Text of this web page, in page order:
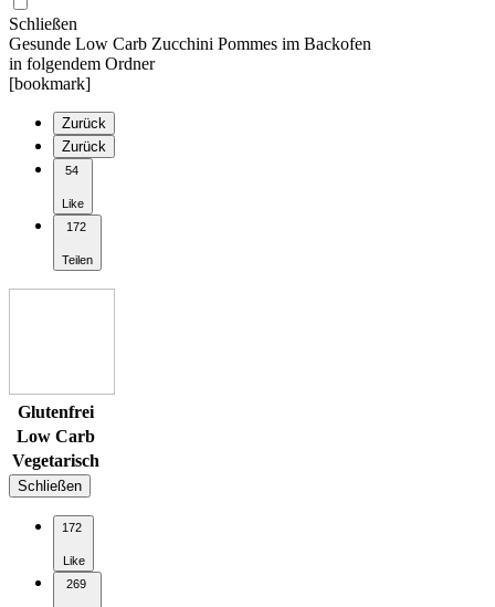
Schließen
Gesunde Low Carb Zucchini Pommes im Backofen
in folgendem Ordner
[bookmark]
Zurück
Zurück
54
Like
172
Teilen
Glutenfrei
Low Carb
Vegetarisch
Schließen
172
Like
269